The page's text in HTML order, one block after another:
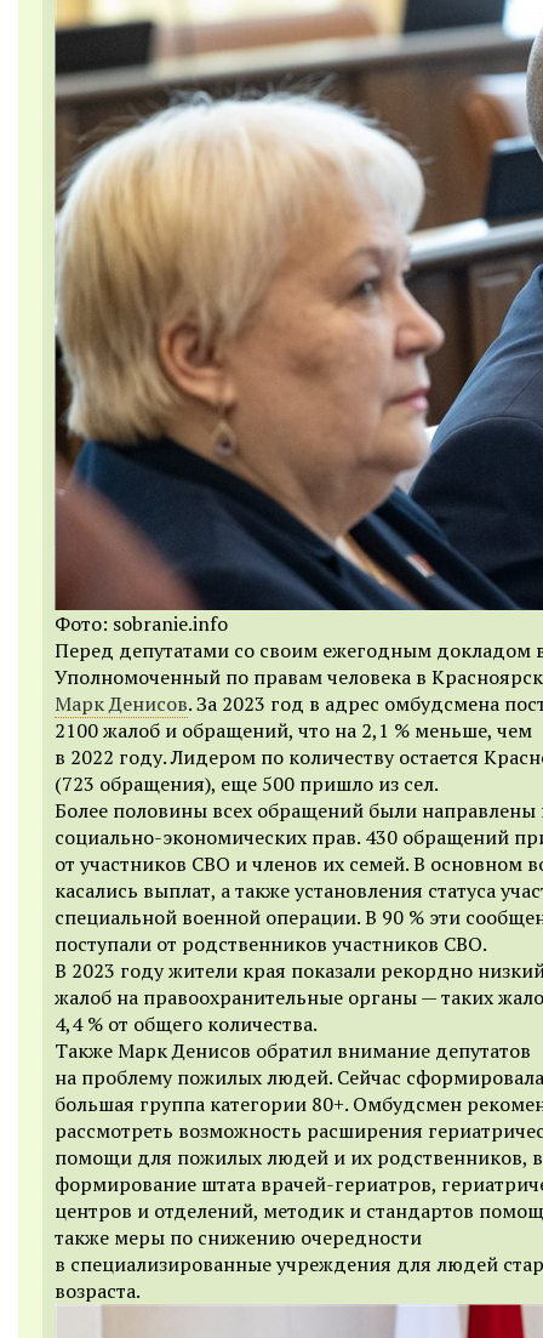
Фото: sobranie.info
Перед депутатами со своим ежегодным докладом
Уполномоченный по правам человека в
Марк Денисов. За 2023 год в адрес омбудсмена
2100 жалоб и обращений, что на 2,1 % меньше, чем
в 2022 году. Лидером по количеству остается
(723 обращения), еще 500 пришло из сел.
Более половины всех обращений были направлены
социально-экономических прав. 430 обращений
от участников СВО и членов их семей. В основном
касались выплат, а также установления статуса
специальной военной операции. В 90 % эти
поступали от родственников участников СВО.
В 2023 году жители края показали рекордно
жалоб на правоохранительные органы — таких
4,4 % от общего количества.
Также Марк Денисов обратил внимание депутатов
на проблему пожилых людей. Сейчас
большая группа категории 80+. Омбудсмен
рассмотреть возможность расширения
помощи для пожилых людей и их родственников,
формирование штата врачей-гериатров,
центров и отделений, методик и стандартов
также меры по снижению очередности
в специализированные учреждения для людей
возраста.